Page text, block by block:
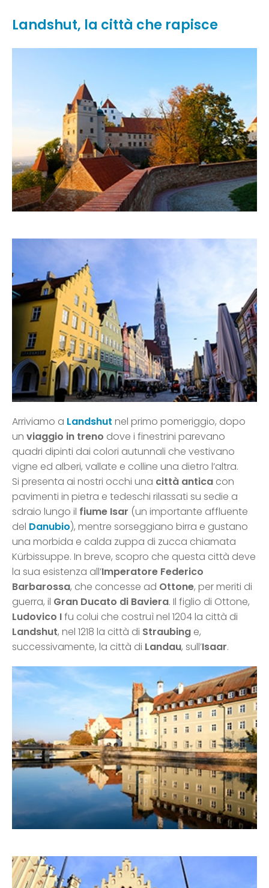
Landshut, la città che rapisce
Arriviamo a Landshut nel primo pomeriggio, dopo
un viaggio in treno dove i finestrini parevano
quadri dipinti dai colori autunnali che vestivano
vigne ed alberi, vallate e colline una dietro l’altra.
Si presenta ai nostri occhi una città antica con
pavimenti in pietra e tedeschi rilassati su sedie a
sdraio lungo il fiume Isar (un importante affluente
del Danubio), mentre sorseggiano birra e gustano
una morbida e calda zuppa di zucca chiamata
Kürbissuppe. In breve, scopro che questa città deve
la sua esistenza all’Imperatore Federico
Barbarossa, che concesse ad Ottone, per meriti di
guerra, il Gran Ducato di Baviera. Il figlio di Ottone,
Ludovico Ifu colui che costruì nel 1204 la città di
Landshut, nel 1218 la città di Straubing e,
successivamente, la città di Landau, sull’Isaar.